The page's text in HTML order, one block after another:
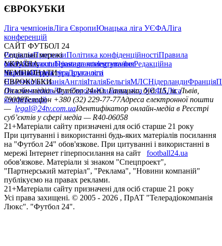
ЄВРОКУБКИ
Ліга чемпіонівЛіга ЄвропиЮнацька ліга УЄФАЛіга
конференцій
САЙТ ФУТБОЛ 24
РедакціяПрогнозиПолітика конфіденційностіПравила
сайтуКонтактиПравила коментуванняРедакційна
політикаСтруктура власності
Соціальні мережі
facebookxyoutubeinstagramtelegramviber
УКРАЇНА
УкраїнаПерша лігаДруга ліга
ЧЕМПІОНАТИ
НімеччинаІспаніяАнгліяІталіяБельгіяМЛСНідерландиФранція
ЄВРОКУБКИ
Ліга чемпіонівЛіга ЄвропиЮнацька ліга УЄФАЛіга
конференцій
Онлайн-медіа «Футбол 24»пл. Галицька, буд. 15, м. Львів,
79008Телефон +380 (32) 229-77-77Адреса електронної пошти
— legal@24tv.com.uaІдентифікатор онлайн-медіа в Реєстрі
суб’єктів у сфері медіа — R40-06058
21+Матеріали сайту призначені для осіб старше 21 року
При цитуванні і використанні будь-яких матеріалів посилання
на "Футбол 24" обов'язкове. При цитуванні і використанні в
мережі Інтернет гіперпосилання на сайт
football24.ua
обов'язкове. Матеріали зі знаком "Спецпроект",
"Партнерський матеріал", "Реклама", "Новини компаній"
публікуємо на правах реклами.
21+Матеріали сайту призначені для осіб старше 21 року
Усi права захищенi. © 2005 - 2026 , ПрАТ "Телерадіокомпанія
Люкс". "Футбол 24".